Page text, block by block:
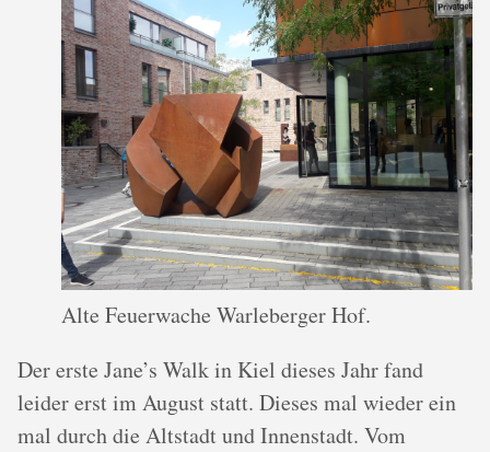
Alte Feuerwache Warleberger Hof.
Der erste Jane’s Walk in Kiel dieses Jahr fand
leider erst im August statt. Dieses mal wieder ein
mal durch die Altstadt und Innenstadt. Vom